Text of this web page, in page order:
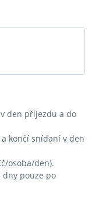
den příjezdu a do
končí snídaní v den
osoba/den).
pouze po